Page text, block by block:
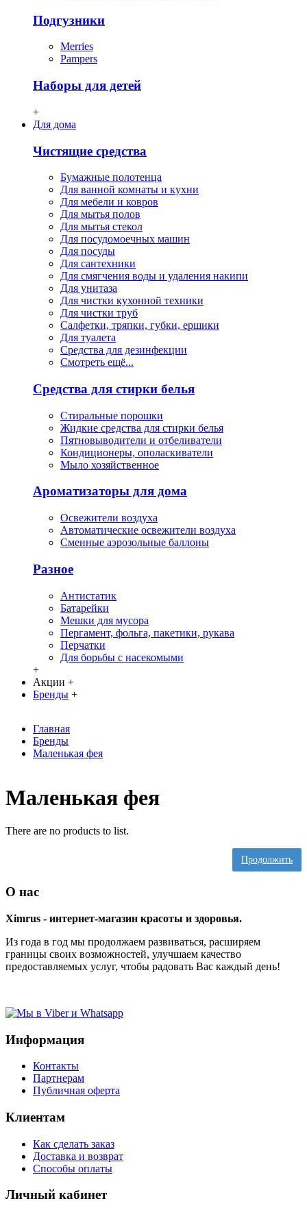
Подгузники
Merries
Pampers
Наборы для детей
+
Для дома
Чистящие средства
Бумажные полотенца
Для ванной комнаты и кухни
Для мебели и ковров
Для мытья полов
Для мытья стекол
Для посудомоечных машин
Для посуды
Для сантехники
Для смягчения воды и удаления накипи
Для унитаза
Для чистки кухонной техники
Для чистки труб
Салфетки, тряпки, губки, ершики
Для туалета
Средства для дезинфекции
Смотреть ещё...
Средства для стирки белья
Стиральные порошки
Жидкие средства для стирки белья
Пятновыводители и отбеливатели
Кондиционеры, ополаскиватели
Мыло хозяйственное
Ароматизаторы для дома
Освежители воздуха
Автоматические освежители воздуха
Сменные аэрозольные баллоны
Разное
Антистатик
Батарейки
Мешки для мусора
Пергамент, фольга, пакетики, рукава
Перчатки
Для борьбы с насекомыми
+
Акции +
Бренды +
Главная
Бренды
Маленькая фея
Маленькая фея
There are no products to list.
Продолжить
О нас
Ximrus - интернет-магазин красоты и здоровья.
Из года в год мы продолжаем развиваться, расширяем
границы своих возможностей, улучшаем качество
предоставляемых услуг, чтобы радовать Вас каждый день!
Информация
Контакты
Партнерам
Публичная оферта
Клиентам
Как сделать заказ
Доставка и возврат
Способы оплаты
Личный кабинет